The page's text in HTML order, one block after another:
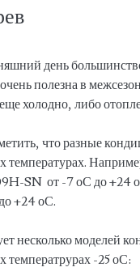
день
полезна в
холодно, либо
что разные
температурах.
SN от -7 оС до +24
+24 оС.
несколько моделей
температрурах -25 оС: